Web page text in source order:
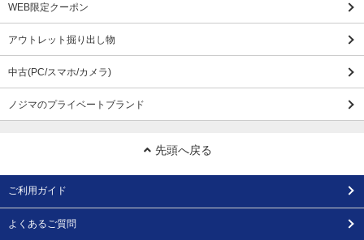
WEB限定クーポン
アウトレット掘り出し物
中古(PC/スマホ/カメラ)
ノジマのプライベートブランド
先頭へ戻る
ご利用ガイド
よくあるご質問